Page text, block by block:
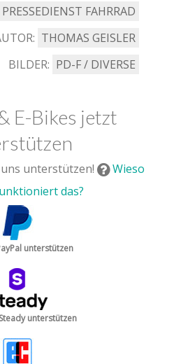
FAHRRAD
THOMAS GEISLER
BILDER: PD-F / DIVERSE
E-Bikes jetzt
unterstützen!
Wieso
das?
unterstützen
unterstützen